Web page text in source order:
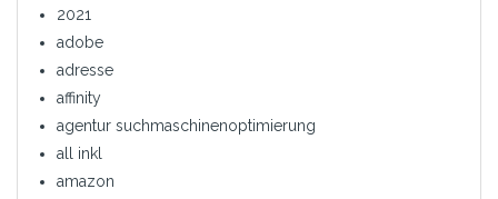
2021
adobe
adresse
affinity
agentur suchmaschinenoptimierung
all inkl
amazon